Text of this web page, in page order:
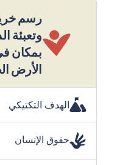
رسم
وتعبئة
بمكان
الأرض
الهدف التكتيكي
حقوق الإنسان